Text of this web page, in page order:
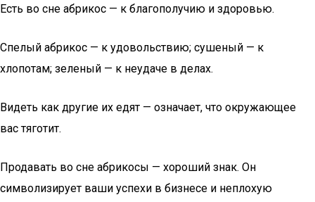
Есть во сне абрикос — к благополучию и здоровью.
Спелый абрикос — к удовольствию; сушеный — к
хлопотам; зеленый — к неудаче в делах.
Видеть как другие их едят — означает, что окружающее
вас тяготит.
Продавать во сне абрикосы — хороший знак. Он
символизирует ваши успехи в бизнесе и неплохую